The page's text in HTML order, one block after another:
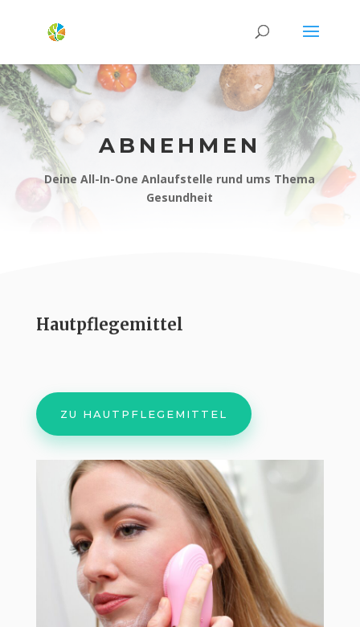
ABNEHMEN
Deine All-In-One Anlaufstelle rund ums Thema
Gesundheit
Hautpflegemittel
ZU HAUTPFLEGEMITTEL